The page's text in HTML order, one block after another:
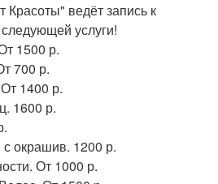
ведёт запись к
услуги!
1500 р.
700 р.
1400 р.
1600 р.
окрашив. 1200 р.
От 1000 р.